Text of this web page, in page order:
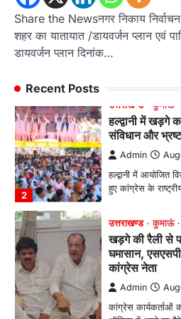
Share the Newsनगर निकाय
शहर का यातायात /डायवर्जन प्लान एवं
डायवर्जन प्लान दिनांक…
Recent Posts
संविधान और
Admin
हल्द्वानी में आयोजित
हुए कांग्रेस के
3
उत्तराखण्ड कुमाऊं
खड़गे की रैली से
घमासान,
कांग्रेस नेता
Admin
कांग्रेस कार्यकर्ताओं
ऑफिस में धरने पर
अल्मोड़ा उत्तराखण्ड
मानिला देवी
दिवस धूमधाम से
राज्य मंत्री
Admin
रानीखेत। मानिला